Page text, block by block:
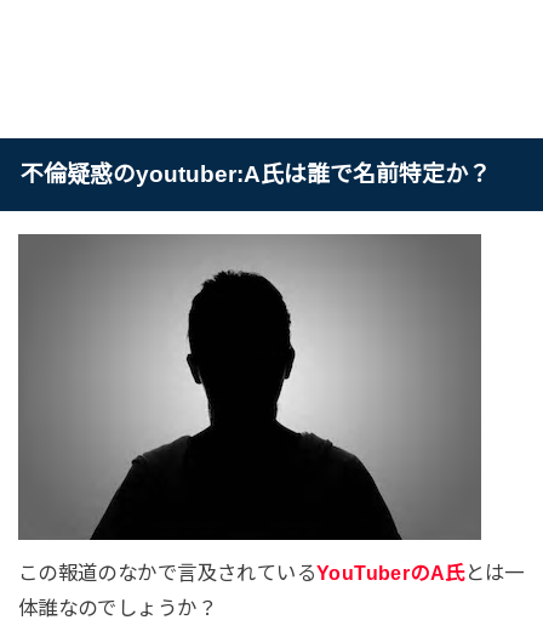
不倫疑惑のyoutuber:A氏は誰で名前特定か？
この報道のなかで言及されているYouTuberのA氏とは一
体誰なのでしょうか？